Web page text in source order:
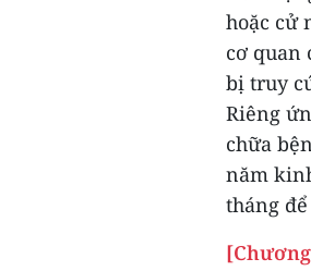
hoặc cử
cơ quan
bị truy
Riêng
chữa
năm
tháng